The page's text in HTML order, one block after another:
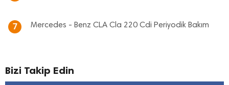
7 Mercedes - Benz CLA Cla 220 Cdi Periyodik Bakım
Bizi Takip Edin